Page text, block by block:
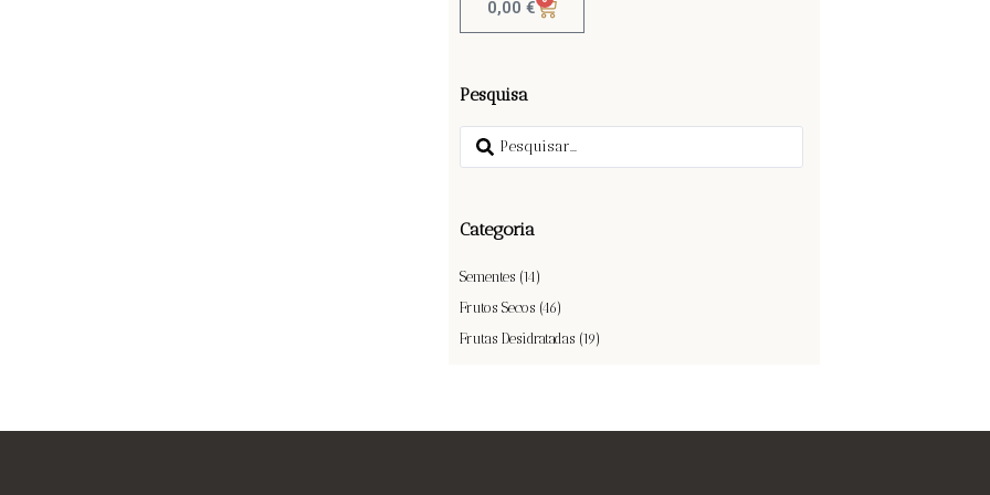
0,00 €
Pesquisa
Categoria
Sementes (14)
Frutos Secos (46)
Frutas Desidratadas (19)